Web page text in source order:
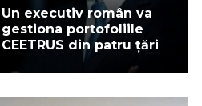
Un executiv român va
gestiona portofoliile
CEETRUS din patru țări